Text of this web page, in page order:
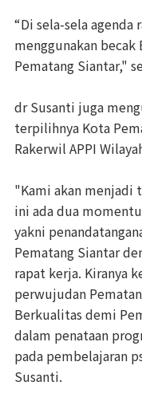
“Di sela-sela
menggunakan
Pematang Siantar,"
dr Susanti juga
terpilihnya Kota
Rakerwil APPI
"Kami akan menjadi
ini ada dua
yakni
Pematang Siantar
rapat kerja. Kiranya
perwujudan
Berkualitas demi
dalam penataan
pada pembelajaran
Susanti.